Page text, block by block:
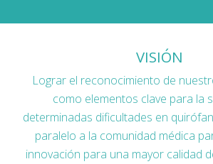
VISIÓN
Lograr el reconocimiento de
como elementos clave para la
determinadas dificultades en
paralelo a la comunidad médica
innovación para una mayor calidad